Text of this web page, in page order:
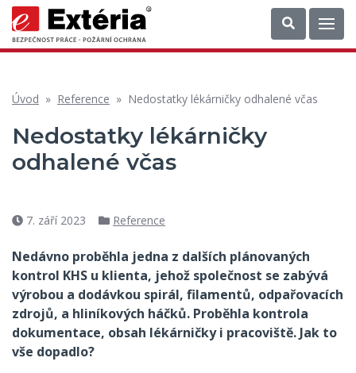
Úvod » Reference » Nedostatky lékárničky odhalené včas
Nedostatky lékárničky
odhalené včas
Datum
7. září 2023 Rubriky
Reference
Nedávno proběhla jedna z dalších plánovaných
kontrol KHS u klienta, jehož společnost se zabývá
výrobou a dodávkou spirál, filamentů, odpařovacích
zdrojů, a hliníkových háčků. Proběhla kontrola
dokumentace, obsah lékárničky i pracoviště. Jak to
vše dopadlo?